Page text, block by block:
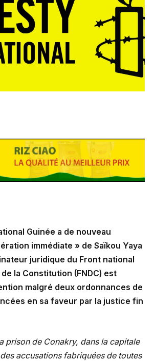
Guinée a de nouveau
immédiate » de Saïkou Yaya
juridique du Front national
la Constitution (FNDC) est
malgré deux ordonnances de
en sa faveur par la justice fin
prison de Conakry, dans la capitale
accusations fabriquées de toutes